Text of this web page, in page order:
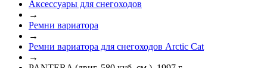
Аксессуары для снегоходов
→
Ремни вариатора
→
Ремни вариатора для снегоходов Arctic Cat
→